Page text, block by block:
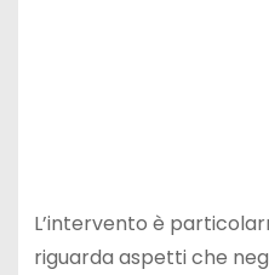
L’intervento è
riguarda aspetti che